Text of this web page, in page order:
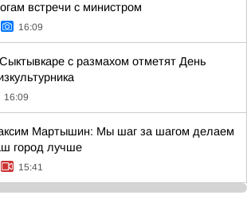
встречи с министром
16:09
с размахом отметят День
16:09
Мартышин: Мы шаг за шагом делаем
город лучше
15:41